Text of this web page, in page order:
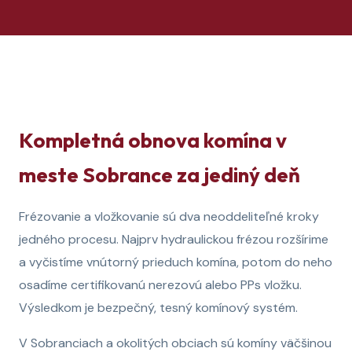
Kompletná obnova komína v
meste Sobrance za jediný deň
Frézovanie a vložkovanie sú dva neoddeliteľné kroky
jedného procesu. Najprv hydraulickou frézou rozšírime
a vyčistíme vnútorný prieduch komína, potom do neho
osadíme certifikovanú nerezovú alebo PPs vložku.
Výsledkom je bezpečný, tesný komínový systém.
V Sobranciach a okolitých obciach sú komíny väčšinou